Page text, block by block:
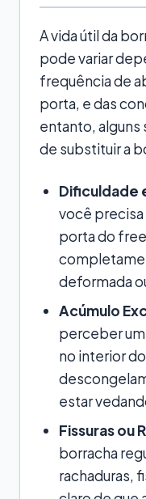
A vida útil da
pode variar
frequência de
porta, e das
entanto, alguns
de substituir a
Dificuldade
você precisa
porta do
deformada
Acúmulo
perceber
no interior
estar
Fissuras ou
borracha
rachaduras,